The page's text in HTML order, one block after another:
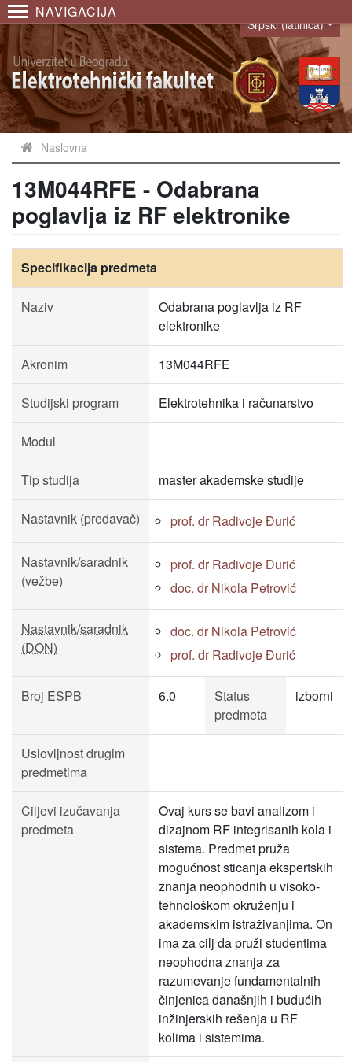
NAVIGACIJA
Language
Srpski (latinica)
Naslovna
13M044RFE - Odabrana
poglavlja iz RF elektronike
Specifikacija predmeta
Naziv
Odabrana poglavlja iz RF
elektronike
Akronim 13M044RFE
Studijski program Elektrotehnika i računarstvo
Modul
Tip studija master akademske studije
Nastavnik (predavač) prof. dr Radivoje Đurić
Nastavnik/saradnik
(vežbe)
prof. dr Radivoje Đurić
doc. dr Nikola Petrović
Nastavnik/saradnik
(DON)
doc. dr Nikola Petrović
prof. dr Radivoje Đurić
Broj ESPB 6.0
Status
predmeta
izborni
Uslovljnost drugim
predmetima
Ciljevi izučavanja
predmeta
Ovaj kurs se bavi analizom i
dizajnom RF integrisanih kola i
sistema. Predmet pruža
mogućnost sticanja ekspertskih
znanja neophodnih u visoko-
tehnološkom okruženju i
akademskim istraživanjima. On
ima za cilj da pruži studentima
neophodna znanja za
razumevanje fundamentalnih
činjenica današnjih i budućih
inžinjerskih rešenja u RF
kolima i sistemima.